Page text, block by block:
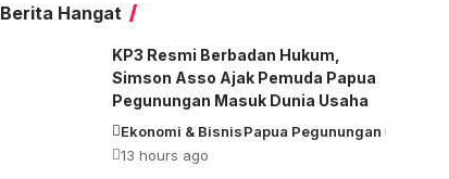
Berita Hangat
KP3 Resmi Berbadan Hukum,
Simson Asso Ajak Pemuda Papua
Pegunungan Masuk Dunia Usaha
Ekonomi & BisnisPapua Pegunungan
13 hours ago